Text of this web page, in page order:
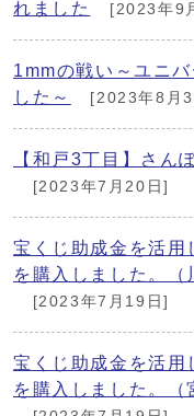
れました
[2023年9
1mmの戦い～ユニ
した～
[2023年8月
【和戸3丁目】さん
[2023年7月20日]
宝くじ助成金を活用
を購入しました。（
[2023年7月19日]
宝くじ助成金を活用
を購入しました。（